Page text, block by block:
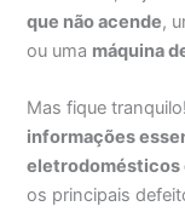
que não acende,
ou uma máquina
Mas fique
informações
eletrodomésticos
os principais